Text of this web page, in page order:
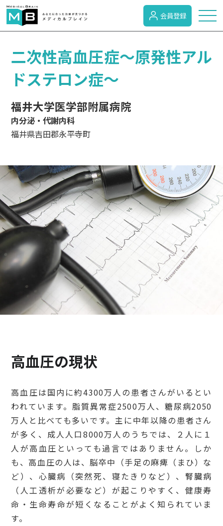
トピックス
症状検索
病名検索
病気のカテゴリー
がん
検診・検査
出産・子ども
病院の機能と役割
会員登録
二次性高血圧症～原発性アル
ドステロン症～
福井大学医学部附属病院
内分泌・代謝内科
福井県吉田郡永平寺町
高血圧の現状
高血圧は国内に約4300万人の患者さんがいるとい
われています。脂質異常症2500万人、糖尿病2050
万人と比べても多いです。主に中年以降の患者さん
が多く、成人人口8000万人のうちでは、２人に１
人が高血圧といっても過言ではありません。しか
も、高血圧の人は、脳卒中（手足の麻痺（まひ）な
ど）、心臓病（突然死、寝たきりなど）、腎臓病
（人工透析が必要など）が起こりやすく、健康寿
命・生命寿命が短くなることがよく知られていま
す。